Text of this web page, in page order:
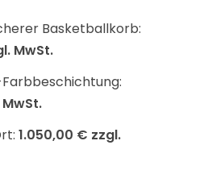
Basketballkorb:
MwSt.
1.050,00 € zzgl.